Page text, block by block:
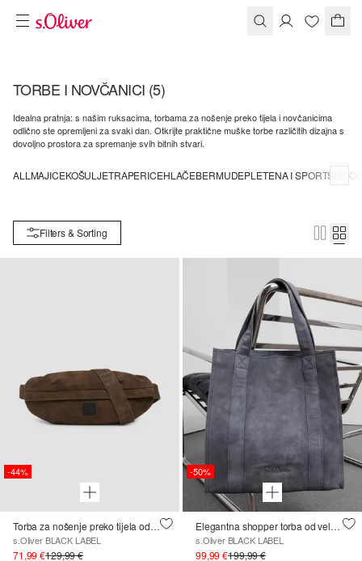
TORBE I NOVČANICI (5)
Idealna pratnja: s našim ruksacima, torbama za nošenje preko tijela i novčanicima
odlično ste opremljeni za svaki dan. Otkrijte praktične muške torbe različitih dizajna s
dovoljno prostora za spremanje svih bitnih stvari.
ALL MAJICEKOŠULJETRAPERICEHLAČEBERMUDEPLETENA I SPORTSKA
Filters & Sorting
-44%
Torba za nošenje preko tijela od mekane velur kože
s.Oliver BLACK LABEL
71,99 €129,99 €
-50%
Elegantna shopper torba od velur kože s utisnutim logotipom
s.Oliver BLACK LABEL
99,99 €199,99 €